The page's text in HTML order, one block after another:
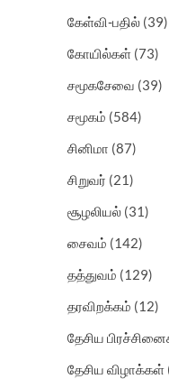
கேள்வி-பதில் (39)
கோயில்கள் (73)
சமூகசேவை (39)
சமூகம் (584)
சினிமா (87)
சிறுவர் (21)
சூழலியல் (31)
சைவம் (142)
தத்துவம் (129)
தரவிறக்கம் (12)
தேசிய
தேசிய விழாக்கள்